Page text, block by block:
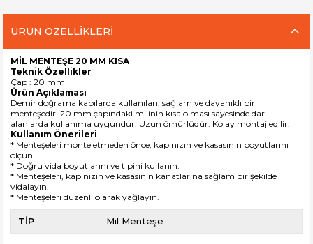
ÜRÜN ÖZELLIKLERI
MİL MENTEŞE 20 MM KISA
Teknik Özellikler
Çap : 20 mm
Ürün Açıklaması
Demir doğrama kapılarda kullanılan, sağlam ve dayanıklı bir
menteşedir. 20 mm çapındaki milinin kısa olması sayesinde dar
alanlarda kullanıma uygundur. Uzun ömürlüdür. Kolay montaj edilir.
Kullanım Önerileri
* Menteşeleri monte etmeden önce, kapınızın ve kasasının boyutlarını
ölçün.
* Doğru vida boyutlarını ve tipini kullanın.
* Menteşeleri, kapınızın ve kasasının kanatlarına sağlam bir şekilde
vidalayın.
* Menteşeleri düzenli olarak yağlayın.
TİP Mil Menteşe